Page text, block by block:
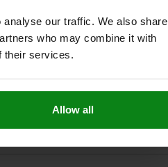
our traffic. We also share
who may combine it with
their services.
Allow all